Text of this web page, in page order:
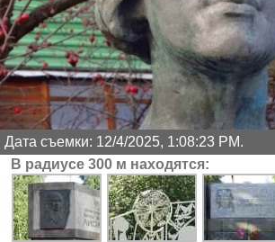
Дата съемки: 12/4/2025, 1:08:23 PM.
В радиусе 300 м находятся: